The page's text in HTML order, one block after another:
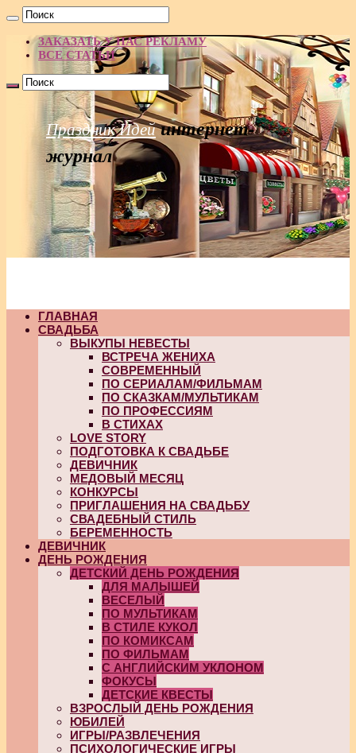
ЗАКАЗАТЬ У НАС РЕКЛАМУ
ВСЕ СТАТЬИ
Праздник Идей интернет-
журнал
ГЛАВНАЯ
СВАДЬБА
ВЫКУПЫ НЕВЕСТЫ
ВСТРЕЧА ЖЕНИХА
СОВРЕМЕННЫЙ
ПО СЕРИАЛАМ/ФИЛЬМАМ
ПО СКАЗКАМ/МУЛЬТИКАМ
ПО ПРОФЕССИЯМ
В СТИХАХ
LOVE STORY
ПОДГОТОВКА К СВАДЬБЕ
ДЕВИЧНИК
МЕДОВЫЙ МЕСЯЦ
КОНКУРСЫ
ПРИГЛАШЕНИЯ НА СВАДЬБУ
СВАДЕБНЫЙ СТИЛЬ
БЕРЕМЕННОСТЬ
ДЕВИЧНИК
ДЕНЬ РОЖДЕНИЯ
ДЕТСКИЙ ДЕНЬ РОЖДЕНИЯ
ДЛЯ МАЛЫШЕЙ
ВЕСЕЛЫЙ
ПО МУЛЬТИКАМ
В СТИЛЕ КУКОЛ
ПО КОМИКСАМ
ПО ФИЛЬМАМ
С АНГЛИЙСКИМ УКЛОНОМ
ФОКУСЫ
ДЕТСКИЕ КВЕСТЫ
ВЗРОСЛЫЙ ДЕНЬ РОЖДЕНИЯ
ЮБИЛЕЙ
ИГРЫ/РАЗВЛЕЧЕНИЯ
ПСИХОЛОГИЧЕСКИЕ ИГРЫ